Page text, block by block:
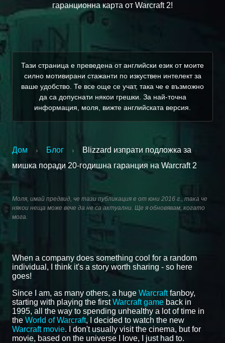
гаранционна карта от Warcraft 2!
Тази страница е преведена от английски език от моите
силно мотивирани стажанти по изкуствен интелект за
ваше удобство. Те все още се учат, така че е възможно
да са допуснати някои грешки. За най-точна
информация, моля, вижте английската версия.
Дом › Блог ›
Blizzard изпрати подложка за
мишка поради 20-годишна гаранция на Warcraft 2
Моля, имай предвид, че тази публикация е от юни 2016 г., така че
някои неща може вече да не са актуални. Ще я обновявам, когато
мога.
When a company does something cool for a random
individual, I think it's a story worth sharing - so here
goes!
Since I am, as many others, a huge Warcraftfanboy,
starting with playing the firstWarcraft game back in
1995, all the way to spending unhealthy a lot of time in
the World of Warcraft, I decided to watch the new
Warcraft movie. I don't usually visit the cinema, but for
movie, based on the universe I love, I just had to.